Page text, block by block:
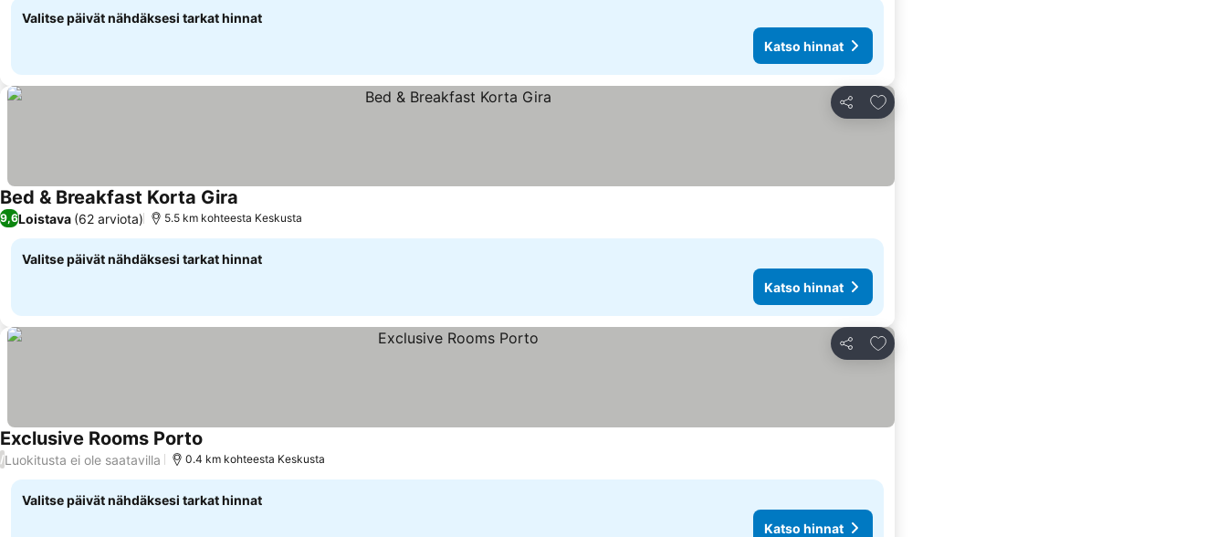
Valitse päivät nähdäksesi tarkat hinnat
Katso hinnat
Jaa
Lisää suosikkeihin
Bed & Breakfast Korta Gira
9,6Loistava (62 arviota) 5.5 km kohteesta Keskusta
Valitse päivät nähdäksesi tarkat hinnat
Katso hinnat
Jaa
Lisää suosikkeihin
Exclusive Rooms Porto
/Luokitusta ei ole saatavilla 0.4 km kohteesta Keskusta
Valitse päivät nähdäksesi tarkat hinnat
Katso hinnat